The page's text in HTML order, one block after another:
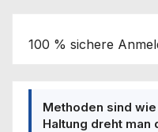
100 % sichere
Methoden sind
Haltung dreht man